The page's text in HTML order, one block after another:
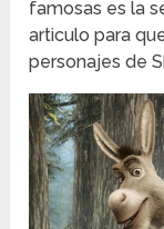
famosas es la
articulo para
personajes de